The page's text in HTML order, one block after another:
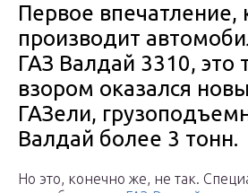
Первое впечатление,
производит
ГАЗ Валдай 3310, это
взором оказался
ГАЗели,
Валдай более 3 тонн.
Но это, конечно же, не так.